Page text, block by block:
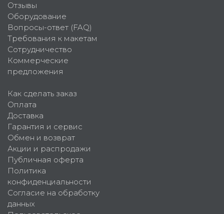
Отзывы
Оборудование
Вопросы-ответ (FAQ)
Требования к макетам
Сотрудничество
Коммерческие
предложения
Как сделать заказ
Оплата
Доставка
Гарантия и сервис
Обмен и возврат
Акции и распродажи
Публичная оферта
Политика
конфиденциальности
Согласие на обработку
данных